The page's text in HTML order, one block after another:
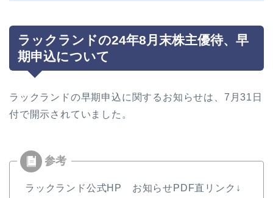
ラックランドの24年8月末株主優待、早
期申込について
ラックランドの早期申込に関するお知らせは、7月31日
付で開示されていました。
ラックランド公式HP お知らせPDF直リンク↓